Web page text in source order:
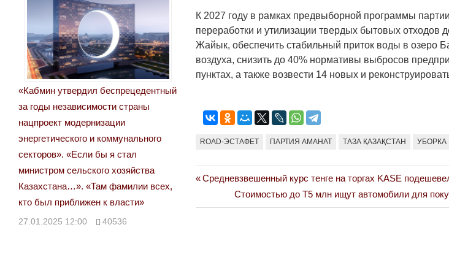
К 2027 году в рамках предвыборной программы
переработки и утилизации твердых бытовых отходов
Жайык, обеспечить стабильный приток воды в озеро
воздуха, снизить до 40% нормативы выбросов
пунктах, а также возвести 14 новых и
ROAD-ЭСТАФЕТ ПАРТИЯ АМАНАТ ТАЗА ҚАЗАҚСТАН УБОРКА
Навигация
по
Previous
Средневзвешенный курс тенге на торгах KASE
Next
Post:
Стоимостью до Т5 млн ищут автомобили для
«Кабмин утвердил беспрецедентный
за годы независимости страны
нацпроект модернизации
энергетического и коммунального
секторов». «Если бы я стал
министром сельского хозяйства
Казахстана…». «Там фамилии всех,
кто был приближен к власти»
27.01.2025 12:00 40536